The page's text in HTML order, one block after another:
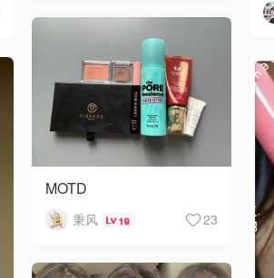
MOTD
秉风 19 23